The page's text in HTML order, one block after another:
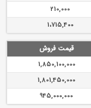
210,000
1،715,400
قیمت فروش
1,850,100,000
1,801,450,000
945,000,000